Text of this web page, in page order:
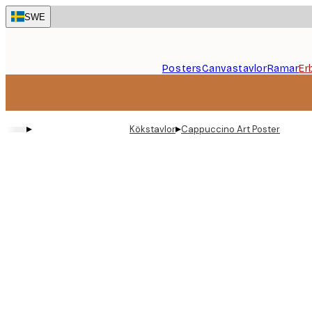
Skip
to
SWE
PostersCanvastavlorRamar
▸ Kökstavlor▸Cappuccino Art Poster